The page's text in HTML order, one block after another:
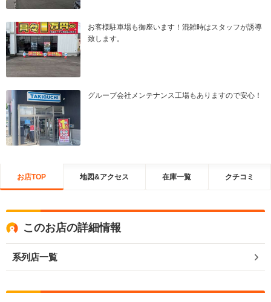
お客様駐車場も御座います！混雑時はスタッフが誘導
致します。
グループ会社メンテナンス工場もありますので安心！
お店TOP 地図&アクセス 在庫一覧 クチコミ
このお店の詳細情報
系列店一覧